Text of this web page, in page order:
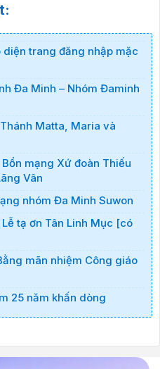
trang đăng nhập mặc
Đa Minh – Nhóm Đaminh
Matta, Maria và
mạng Xứ đoàn Thiếu
Vân
nhóm Đa Minh Suwon
tạ ơn Tân Linh Mục [có
mãn nhiệm Công giáo
25 năm khấn dòng